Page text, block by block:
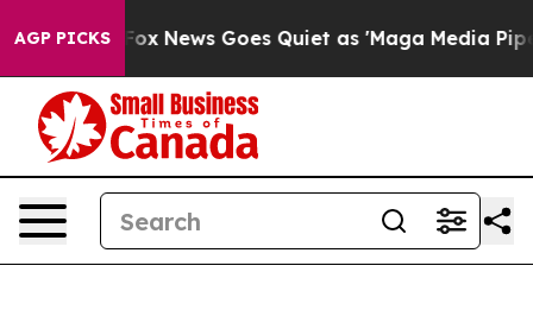
AGP PICKS
Fox News Goes Quiet as 'Maga Media Pipeline'